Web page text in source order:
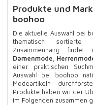
Produkte und
boohoo
Die aktuelle Auswahl bei
thematisch sortierte
Zusammenhang
Damenmode,
einer praktischen
Auswahl bei boohoo
Modeartikeln
Produkte haben wir der
im Folgenden zusammen